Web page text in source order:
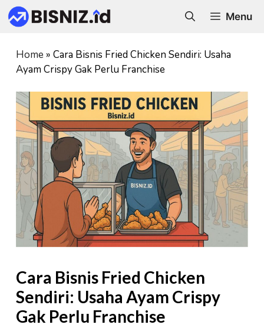
Skip
to
Menu
Home » Cara Bisnis Fried Chicken Sendiri: Usaha
Ayam Crispy Gak Perlu Franchise
Cara Bisnis Fried Chicken
Sendiri: Usaha Ayam Crispy
Gak Perlu Franchise